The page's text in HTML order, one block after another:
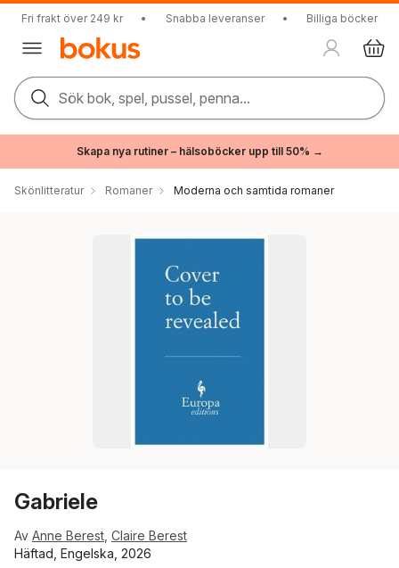
Fri frakt över 249 kr • Snabba leveranser • Billiga böcker
Sök bok, spel, pussel, penna...
Skapa nya rutiner – hälsoböcker upp till 50% →
Skönlitteratur Romaner Moderna och samtida romaner
Gabriele
Av Anne Berest Claire Berest
Häftad, Engelska, 2026